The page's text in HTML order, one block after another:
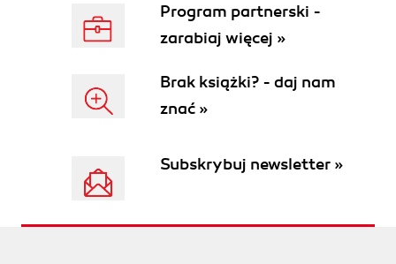
Program partnerski -
zarabiaj więcej »
Brak książki? - daj nam
znać »
Subskrybuj newsletter »